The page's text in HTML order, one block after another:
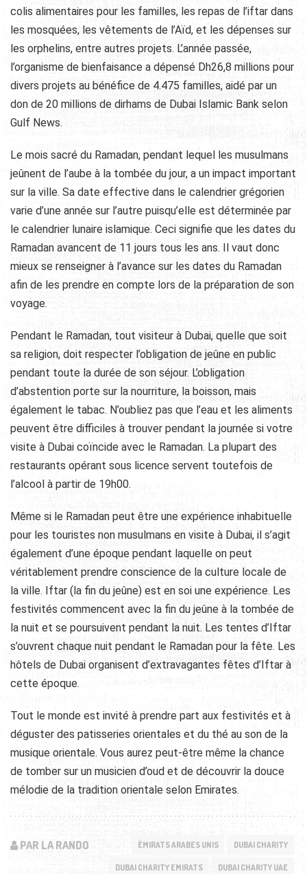
colis alimentaires pour les familles, les repas de l’iftar dans
les mosquées, les vêtements de l’Aïd, et les dépenses sur
les orphelins, entre autres projets. L’année passée,
l’organisme de bienfaisance a dépensé Dh26,8 millions pour
divers projets au bénéfice de 4.475 familles, aidé par un
don de 20 millions de dirhams de Dubai Islamic Bank selon
Gulf News.
Le mois sacré du Ramadan, pendant lequel les musulmans
jeûnent de l’aube à la tombée du jour, a un impact important
sur la ville. Sa date effective dans le calendrier grégorien
varie d’une année sur l’autre puisqu’elle est déterminée par
le calendrier lunaire islamique. Ceci signifie que les dates du
Ramadan avancent de 11 jours tous les ans. Il vaut donc
mieux se renseigner à l’avance sur les dates du Ramadan
afin de les prendre en compte lors de la préparation de son
voyage.
Pendant le Ramadan, tout visiteur à Dubai, quelle que soit
sa religion, doit respecter l’obligation de jeûne en public
pendant toute la durée de son séjour. L’obligation
d’abstention porte sur la nourriture, la boisson, mais
également le tabac. N’oubliez pas que l’eau et les aliments
peuvent être difficiles à trouver pendant la journée si votre
visite à Dubai coïncide avec le Ramadan. La plupart des
restaurants opérant sous licence servent toutefois de
l’alcool à partir de 19h00.
Même si le Ramadan peut être une expérience inhabituelle
pour les touristes non musulmans en visite à Dubai, il s’agit
également d’une époque pendant laquelle on peut
véritablement prendre conscience de la culture locale de
la ville. Iftar (la fin du jeûne) est en soi une expérience. Les
festivités commencent avec la fin du jeûne à la tombée de
la nuit et se poursuivent pendant la nuit. Les tentes d’Iftar
s’ouvrent chaque nuit pendant le Ramadan pour la fête. Les
hôtels de Dubai organisent d’extravagantes fêtes d’Iftar à
cette époque.
Tout le monde est invité à prendre part aux festivités et à
déguster des patisseries orientales et du thé au son de la
musique orientale. Vous aurez peut-être même la chance
de tomber sur un musicien d’oud et de découvrir la douce
mélodie de la tradition orientale selon Emirates.
PAR LA RANDO ÉMIRATS ARABES UNIS DUBAI CHARITY
DUBAI CHARITY EMIRATS DUBAI CHARITY UAE